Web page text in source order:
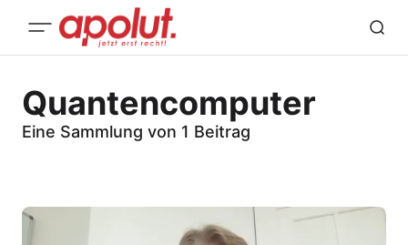
Quantencomputer
Eine Sammlung von 1 Beitrag